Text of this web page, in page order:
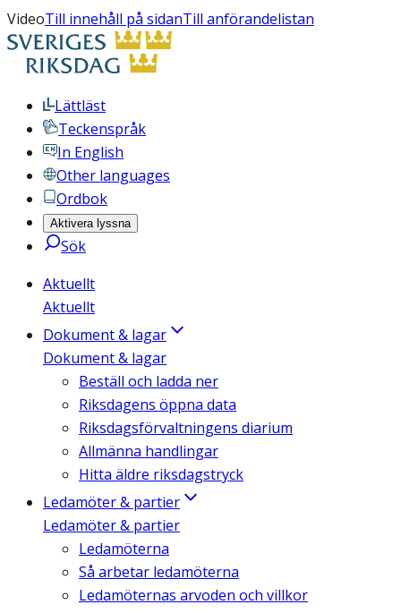
VideoTill innehåll på sidanTill anförandelistan
Lättläst
Teckenspråk
In English
Other languages
Ordbok
Aktivera lyssna
Sök
Aktuellt
Aktuellt
Dokument & lagar
Dokument & lagar
Beställ och ladda ner
Riksdagens öppna data
Riksdagsförvaltningens diarium
Allmänna handlingar
Hitta äldre riksdagstryck
Ledamöter & partier
Ledamöter & partier
Ledamöterna
Så arbetar ledamöterna
Ledamöternas arvoden och villkor